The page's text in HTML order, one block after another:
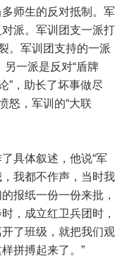
师生的反对抵制。军
派。军训团支一派打
。军训团支持的一派
另一派是反对“盾牌
”，助长了坏事做尽
怒，军训的“大联
具体叙述，他说“军
我都不作声，当时我
报纸一份一份来批，
，成立红卫兵团时，
了班级，就把我们观
拼搏起来了。”